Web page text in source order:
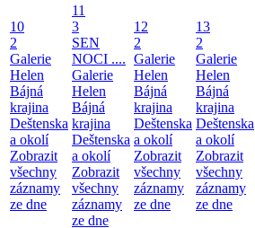
10
2
Galerie
Helen
Bájná
krajina
Deštenska
a okolí
Zobrazit
všechny
záznamy
ze dne
11
3
SEN
NOCI ....
Galerie
Helen
Bájná
krajina
Deštenska
a okolí
Zobrazit
všechny
záznamy
ze dne
12
2
Galerie
Helen
Bájná
krajina
Deštenska
a okolí
Zobrazit
všechny
záznamy
ze dne
13
2
Galerie
Helen
Bájná
krajina
Deštenska
a okolí
Zobrazit
všechny
záznamy
ze dne